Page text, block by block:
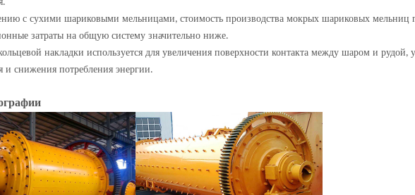
.
с сухими шариковыми мельницами, стоимость производства мокрых шариковых мельниц
затраты на общую систему значительно ниже.
накладки используется для увеличения поверхности контакта между шаром и рудой,
снижения потребления энергии.